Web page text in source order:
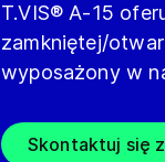
T.VIS® A-15
zamkniętej/
wyposażony w
Skontaktuj się